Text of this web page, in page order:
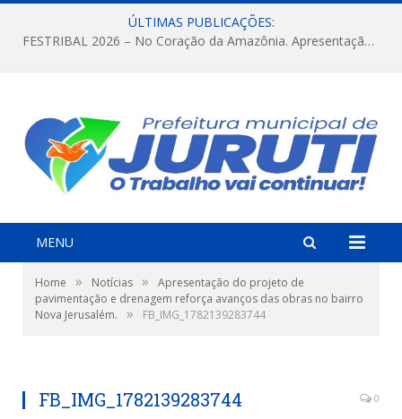
ÚLTIMAS PUBLICAÇÕES:
FESTRIBAL 2026 – No Coração da Amazônia. Apresentação da Munduruku.
MENU
Home » Notícias »
Apresentação do projeto de
pavimentação e drenagem reforça avanços das obras no bairro
Nova Jerusalém.
» FB_IMG_1782139283744
FB_IMG_1782139283744 0